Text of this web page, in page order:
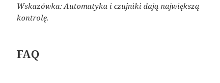
Wskazówka: Automatyka i czujniki dają największą
kontrolę.
FAQ